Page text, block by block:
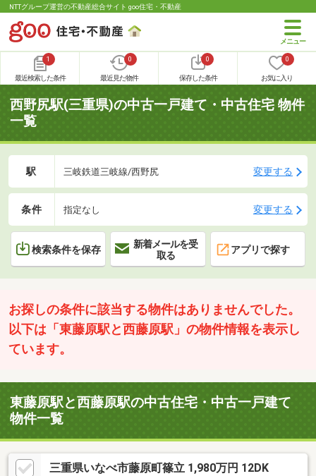
NTTグループ運営の不動産総合サイト goo住宅・不動産
1
最近検索した条件
0
最近見た物件
0
保存した条件
0
お気に入り
西野尻駅(三重県)の中古一戸建て・中古住宅 物件
一覧
駅 三岐鉄道三岐線/西野尻 変更する
条件 指定なし 変更する
検索条件を保存
新着メールを受
取る
アプリで探す
お探しの条件に該当する物件はありませんでした。
以下は「東藤原駅と西藤原駅」の物件情報を表示し
ています。
東藤原駅と西藤原駅の中古住宅・中古一戸建て
物件一覧
三重県いなべ市藤原町篠立 1,980万円 12DK